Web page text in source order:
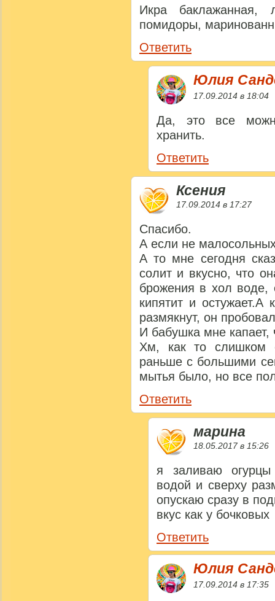
Икра баклажанная,
помидоры,
Ответить
Юлия
17.09.2014 в 18:04
Да, это все
хранить.
Ответить
Ксения
17.09.2014 в 17:27
Спасибо.
А если не
А то мне сегодня
солит и вкусно, что
брожения в хол воде,
кипятит и остужает.А
размякнут, он
И бабушка мне капает,
Хм, как то слишком
раньше с большими
мытья было, но все
Ответить
марина
18.05.2017 в 15:26
я заливаю огурцы
водой и сверху
опускаю сразу в
вкус как у бочковых
Ответить
Юлия
17.09.2014 в 17:35